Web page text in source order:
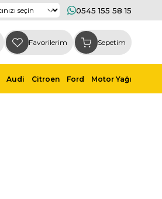
0545 155 58 15
Favorilerim Sepetim
Audi Citroen Ford Motor Yağı